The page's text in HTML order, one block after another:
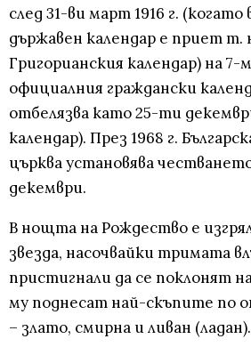
след 31-ви март 1916 г. (когато
държавен календар е приет т.
Григорианския календар) на 7-
официалния граждански
отбелязва като 25-ти
календар). През 1968 г.
църква установява
декември.
В нощта на Рождество е
звезда, насочвайки тримата
пристигнали да се поклонят
му поднесат най-скъпите по
– злато, смирна и ливан (ладан).